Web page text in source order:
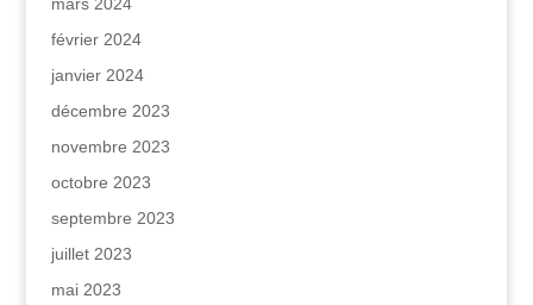
février 2024
janvier 2024
décembre 2023
novembre 2023
octobre 2023
septembre 2023
juillet 2023
mai 2023